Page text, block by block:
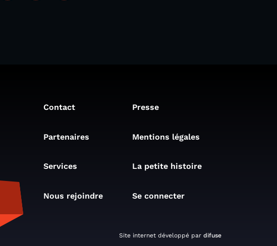
Contact Presse
Partenaires Mentions légales
Services La petite histoire
Nous rejoindre Se connecter
Site internet développé par difuse